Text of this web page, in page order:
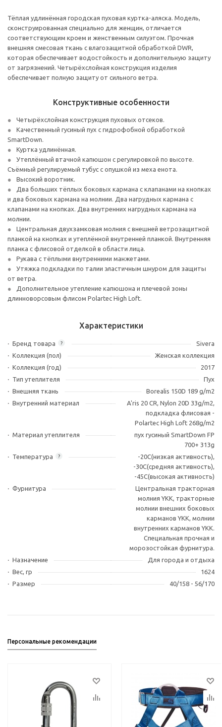
Тёплая удлинённая городская пуховая куртка-аляска. Модель,
сконструированная специально для женщин, отличается
соответствующим кроем и женственным силуэтом. Прочная
внешняя смесовая ткань с влагозащитной обработкой DWR,
которая обеспечивает водостойкость и дополнительную защиту
от загрязнений. Четырёхслойная конструкция изделия
обеспечивает полную защиту от сильного ветра.
Конструктивные особенности
Четырёхслойная конструкция пуховых отсеков.
Качественный гусиный пух с гидрофобной обработкой
SmartDown.
Куртка удлинённая.
Утеплённый втачной капюшон с регулировкой по высоте.
Съёмный регулируемый тубус с опушкой из меха енота.
Высокий воротник.
Два больших тёплых боковых кармана с клапанами на кнопках
и два боковых кармана на молнии. Два нагрудных кармана с
клапанами на кнопках. Два внутренних нагрудных кармана на
молнии.
Центральная двухзамковая молния с внешней ветрозащитной
планкой на кнопках и утеплённой внутренней планкой. Внутренняя
планка с флисовой отделкой в области лица.
Рукава с тёплыми внутренними манжетами.
Утяжка подкладки по талии эластичным шнуром для защиты
от ветра.
Дополнительное утепление капюшона и плечевой зоны
длинноворсовым флисом Polartec High Loft.
Характеристики
?
Бренд товара
Sivera
Коллекция (пол)
Женская коллекция
Коллекция (год)
2017
Тип утеплителя
Пух
Внешняя ткань
Borealis 150D 189 g/m2
Внутренний материал
A'ris 20 CR, Nylon 20D 33g/m2,
подкладка флисовая -
Polartec High Loft 268g/m2
Материал утеплителя
пух гусиный SmartDown FP
700+ 313g
?
Температура
-20C(низкая активность),
-30C(средняя активность),
-45C(высокая активность)
Фурнитура
Центральная тракторная
молния YKK, тракторные
молнии внешних боковых
карманов YKK, молнии
внутренних карманов YKK.
Специальная прочная и
морозостойкая фурнитура.
Назначение
Для города и отдыха
Вес, гр
1624
Размер
40/158 - 56/170
Персональные рекомендации